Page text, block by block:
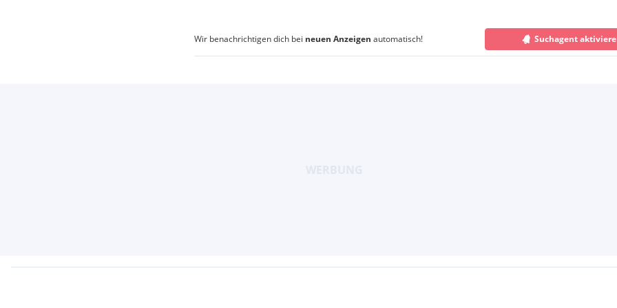
Wir benachrichtigen dich bei neuen Anzeigen automatisch! Suchagent